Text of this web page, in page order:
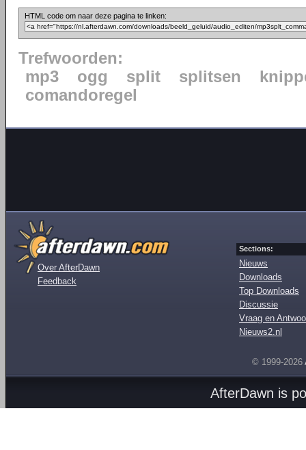
HTML code om naar deze pagina te linken:
Trefwoorden:
mp3
ogg split splitsen
comandoregel
Over AfterDawn
Feedback
Sections:
Nieuws
Downloads
Top Downloads
Discussie
Vraag en
Nieuws2.nl
© 1999-2026
AfterDawn is